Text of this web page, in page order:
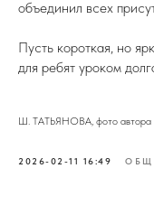
объединил всех
Пусть короткая, но
для ребят уроком
Ш. ТАТЬЯНОВА, фото автора
2026-02-11 16:49